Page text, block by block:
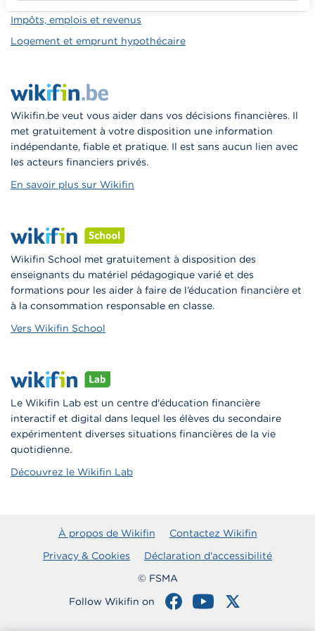
Impôts, emplois et revenus
Logement et emprunt hypothécaire
Wikifin.be veut vous aider dans vos décisions financières. Il
met gratuitement à votre disposition une information
indépendante, fiable et pratique. Il est sans aucun lien avec
les acteurs financiers privés.
En savoir plus sur Wikifin
Wikifin School met gratuitement à disposition des
enseignants du matériel pédagogique varié et des
formations pour les aider à faire de l’éducation financière et
à la consommation responsable en classe.
Vers Wikifin School
Le Wikifin Lab est un centre d'éducation financière
interactif et digital dans lequel les élèves du secondaire
expérimentent diverses situations financières de la vie
quotidienne.
Découvrez le Wikifin Lab
À propos de Wikifin
Contactez Wikifin
Privacy & Cookies
Déclaration d'accessibilité
© FSMA
Follow Wikifin on